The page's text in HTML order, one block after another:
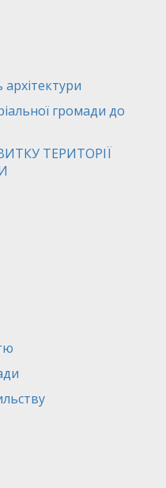
громади до
ТЕРИТОРІЇ